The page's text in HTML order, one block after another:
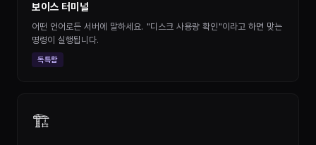
보이스 터미널
어떤 언어로든 서버에 말하세요. "디스크 사용량 확인"이라고 하면 맞는
명령이 실행됩니다.
독특함
🏗